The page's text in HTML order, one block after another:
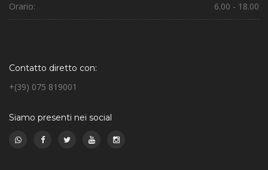
Orario: 6.00 - 18.00
Contatto diretto con:
+(39) 075 819001
Siamo presenti nei social